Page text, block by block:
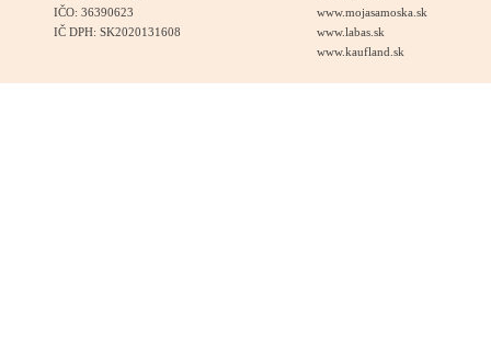
IČO: 36390623
IČ DPH: SK2020131608
www.mojasamoska.sk
www.labas.sk
www.kaufland.sk